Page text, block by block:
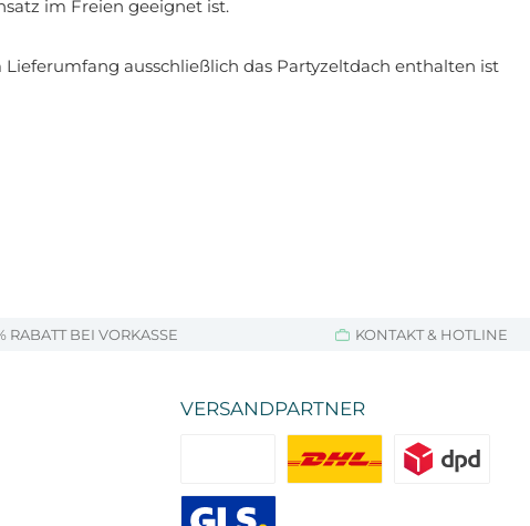
im Freien geeignet ist.
ausschließlich das Partyzeltdach enthalten ist
RABATT BEI VORKASSE KONTAKT & HOTLINE
VERSANDPARTNER
Standard